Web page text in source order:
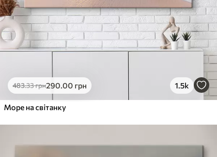
483.33грн290.00 грн 1.5k
Море на світанку